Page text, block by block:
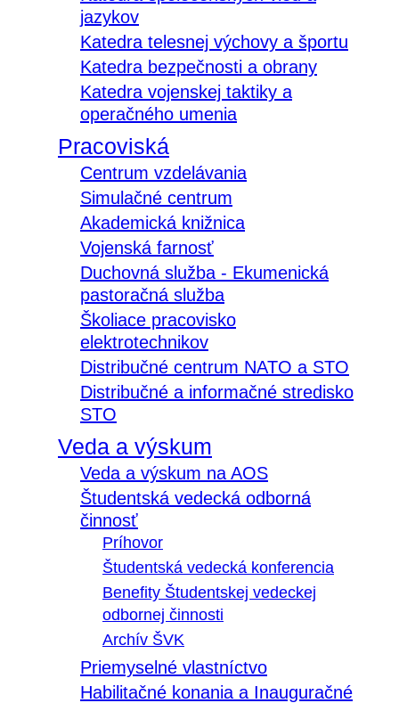
jazykov
Katedra telesnej výchovy a športu
Katedra bezpečnosti a obrany
Katedra vojenskej taktiky a
operačného umenia
Pracoviská
Centrum vzdelávania
Simulačné centrum
Akademická knižnica
Vojenská farnosť
Duchovná služba - Ekumenická
pastoračná služba
Školiace pracovisko
elektrotechnikov
Distribučné centrum NATO a STO
Distribučné a informačné stredisko
STO
Veda a výskum
Veda a výskum na AOS
Študentská vedecká odborná
činnosť
Príhovor
Študentská vedecká konferencia
Benefity Študentskej vedeckej
odbornej činnosti
Archív ŠVK
Priemyselné vlastníctvo
Habilitačné konania a Inauguračné